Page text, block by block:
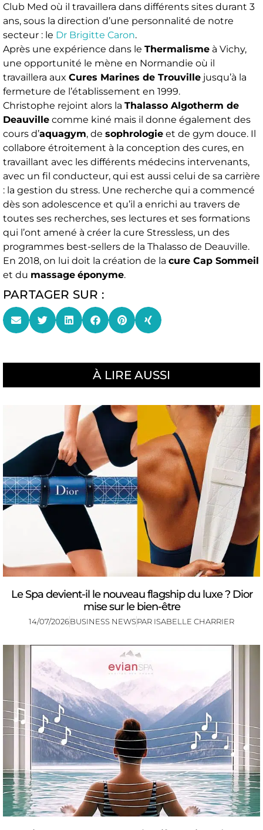
Club Med où il travaillera dans différents sites durant 3
ans, sous la direction d’une personnalité de notre
secteur : le Dr Brigitte Caron.
Après une expérience dans le Thermalisme à Vichy,
une opportunité le mène en Normandie où il
travaillera aux Cures Marines de Trouville jusqu’à la
fermeture de l’établissement en 1999.
Christophe rejoint alors la Thalasso Algotherm de
Deauville comme kiné mais il donne également des
cours d’aquagym, de sophrologie et de gym douce. Il
collabore étroitement à la conception des cures, en
travaillant avec les différents médecins intervenants,
avec un fil conducteur, qui est aussi celui de sa carrière
: la gestion du stress. Une recherche qui a commencé
dès son adolescence et qu’il a enrichi au travers de
toutes ses recherches, ses lectures et ses formations
qui l’ont amené à créer la cure Stressless, un des
programmes best-sellers de la Thalasso de Deauville.
En 2018, on lui doit la création de la cure Cap Sommeil
et du massage éponyme.
PARTAGER SUR :
À LIRE AUSSI
Le Spa devient-il le nouveau flagship du luxe ? Dior
mise sur le bien-être
14/07/2026BUSINESS NEWSPAR ISABELLE CHARRIER